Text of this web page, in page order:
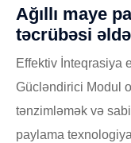
Ağıllı maye
təcrübəsi
Effektiv İnteqrasiya
Gücləndirici Modul
tənzimləmək və
paylama